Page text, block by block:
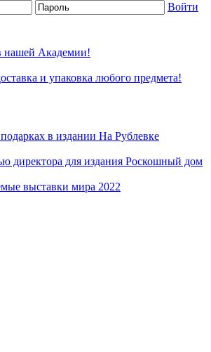
Войти
нашей Академии!
и упаковка любого предмета!
в издании На Рублевке
директора для издания Роскошный дом
выставки мира 2022